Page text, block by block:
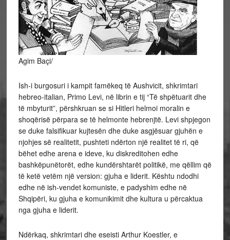
Agim Baçi/
Ish-i burgosuri i kampit famëkeq të Aushvicit, shkrimtari
hebreo-italian, Primo Levi, në librin e tij “Të shpëtuarit dhe
të mbyturit”, përshkruan se si Hitleri helmoi moralin e
shoqërisë përpara se të helmonte hebrenjtë. Levi shpjegon
se duke falsifikuar kujtesën dhe duke asgjësuar gjuhën e
njohjes së realitetit, pushteti ndërton një realitet të ri, që
bëhet edhe arena e ideve, ku diskreditohen edhe
bashkëpunëtorët, edhe kundërshtarët politikë, me qëllim që
të ketë vetëm një version: gjuha e liderit. Kështu ndodhi
edhe në ish-vendet komuniste, e padyshim edhe në
Shqipëri, ku gjuha e komunikimit dhe kultura u përcaktua
nga gjuha e liderit.
Ndërkaq, shkrimtari dhe eseisti Arthur Koestler, e